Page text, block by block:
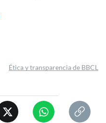
Ética y transparencia de BBCL